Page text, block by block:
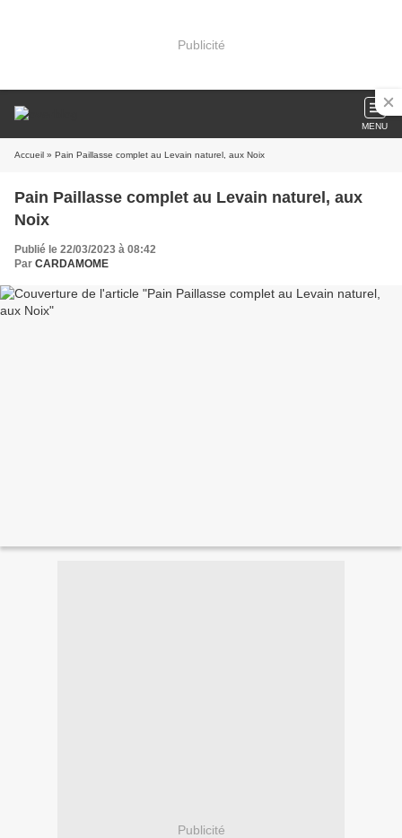
Publicité
MENU
Accueil » Pain Paillasse complet au Levain naturel, aux Noix
Pain Paillasse complet au Levain naturel, aux
Noix
Publié le 22/03/2023 à 08:42
Par CARDAMOME
Publicité